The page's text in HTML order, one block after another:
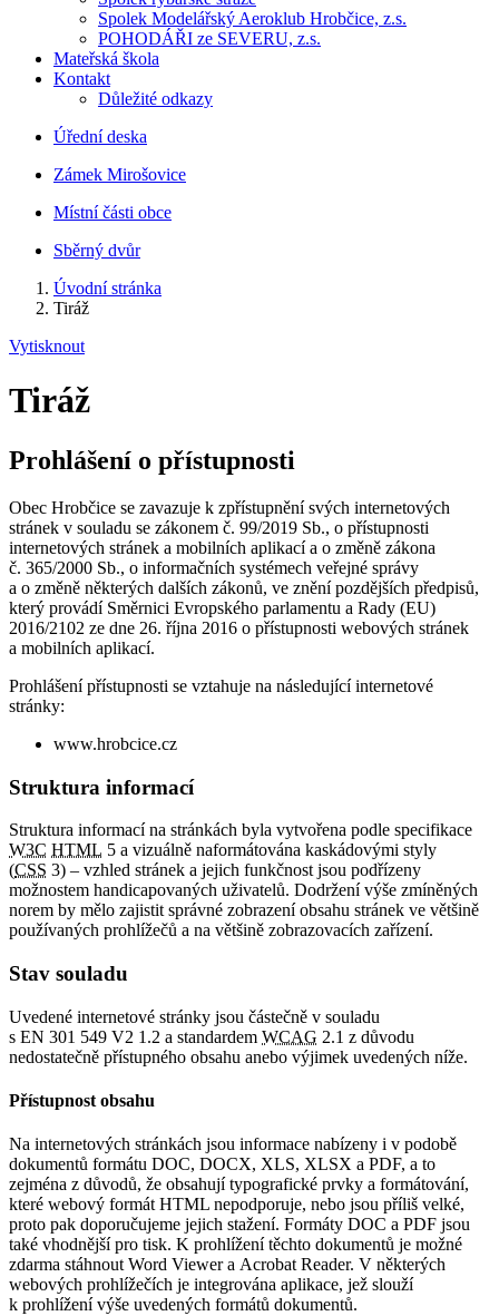
Spolek Modelářský Aeroklub Hrobčice, z.s.
POHODÁŘI ze SEVERU, z.s.
Mateřská škola
Kontakt
Důležité odkazy
Úřední deska
Zámek Mirošovice
Místní části obce
Sběrný dvůr
Úvodní stránka
Tiráž
Vytisknout
Tiráž
Prohlášení o přístupnosti
Obec Hrobčice se zavazuje k zpřístupnění svých internetových
stránek v souladu se zákonem č. 99/2019 Sb., o přístupnosti
internetových stránek a mobilních aplikací a o změně zákona
č. 365/2000 Sb., o informačních systémech veřejné správy
a o změně některých dalších zákonů, ve znění pozdějších předpisů,
který provádí Směrnici Evropského parlamentu a Rady (EU)
2016/2102 ze dne 26. října 2016 o přístupnosti webových stránek
a mobilních aplikací.
Prohlášení přístupnosti se vztahuje na následující internetové
stránky:
www.hrobcice.cz
Struktura informací
Struktura informací na stránkách byla vytvořena podle specifikace
W3C HTML 5 a vizuálně naformátována kaskádovými styly
(CSS 3) – vzhled stránek a jejich funkčnost jsou podřízeny
možnostem handicapovaných uživatelů. Dodržení výše zmíněných
norem by mělo zajistit správné zobrazení obsahu stránek ve většině
používaných prohlížečů a na většině zobrazovacích zařízení.
Stav souladu
Uvedené internetové stránky jsou částečně v souladu
s EN 301 549 V2 1.2 a standardem WCAG 2.1 z důvodu
nedostatečně přístupného obsahu anebo výjimek uvedených níže.
Přístupnost obsahu
Na internetových stránkách jsou informace nabízeny i v podobě
dokumentů formátu DOC, DOCX, XLS, XLSX a PDF, a to
zejména z důvodů, že obsahují typografické prvky a formátování,
které webový formát HTML nepodporuje, nebo jsou příliš velké,
proto pak doporučujeme jejich stažení. Formáty DOC a PDF jsou
také vhodnější pro tisk. K prohlížení těchto dokumentů je možné
zdarma stáhnout Word Viewer a Acrobat Reader. V některých
webových prohlížečích je integrována aplikace, jež slouží
k prohlížení výše uvedených formátů dokumentů.